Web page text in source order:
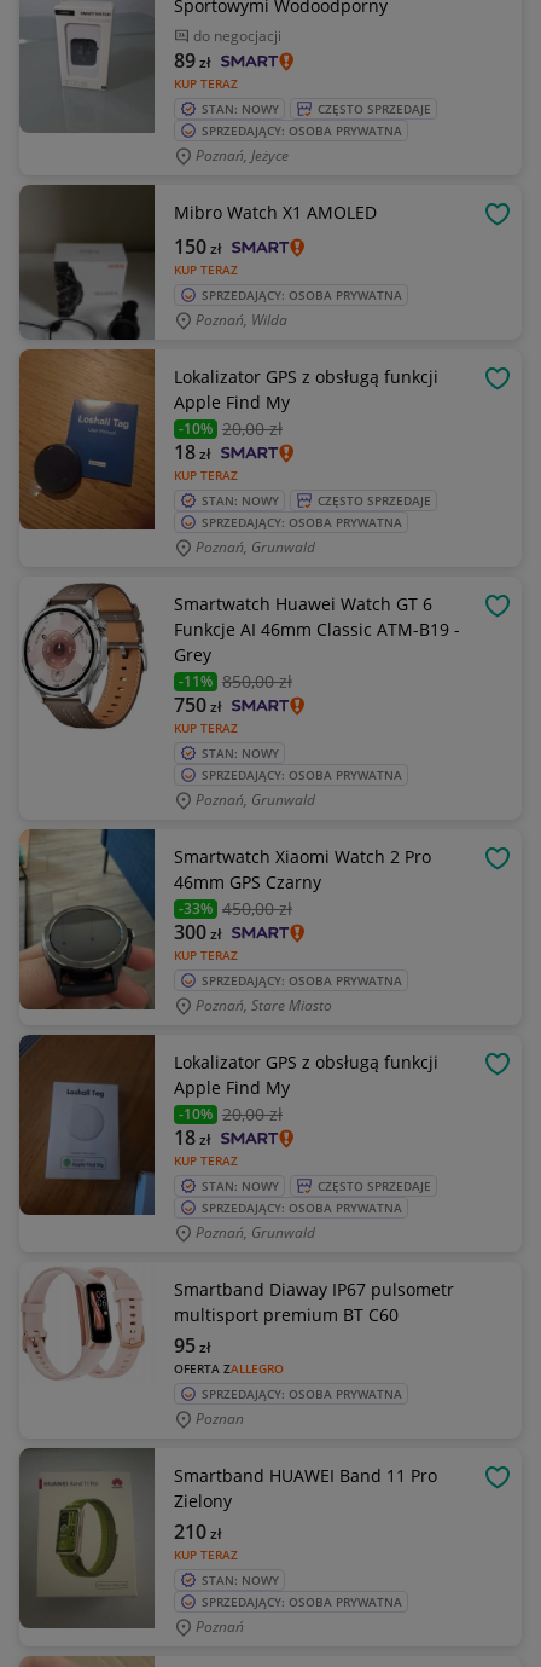
Sportowymi Wodoodporny
do negocjacji
KUP TERAZ
89zł
STAN: NOWY
CZĘSTO SPRZEDAJE
SPRZEDAJĄCY: OSOBA PRYWATNA
Poznań, Jeżyce
Mibro Watch X1 AMOLED
KUP TERAZ
150zł
SPRZEDAJĄCY: OSOBA PRYWATNA
Poznań, Wilda
Lokalizator GPS z obsługą funkcji
Apple Find My
-10% 20,00 zł
KUP TERAZ
18zł
STAN: NOWY
CZĘSTO SPRZEDAJE
SPRZEDAJĄCY: OSOBA PRYWATNA
Poznań, Grunwald
Smartwatch Huawei Watch GT 6
Funkcje AI 46mm Classic ATM-B19 -
Grey
-11% 850,00 zł
KUP TERAZ
750zł
STAN: NOWY
SPRZEDAJĄCY: OSOBA PRYWATNA
Poznań, Grunwald
Smartwatch Xiaomi Watch 2 Pro
46mm GPS Czarny
-33% 450,00 zł
KUP TERAZ
300zł
SPRZEDAJĄCY: OSOBA PRYWATNA
Poznań, Stare Miasto
Lokalizator GPS z obsługą funkcji
Apple Find My
-10% 20,00 zł
KUP TERAZ
18zł
STAN: NOWY
CZĘSTO SPRZEDAJE
SPRZEDAJĄCY: OSOBA PRYWATNA
Poznań, Grunwald
Smartband Diaway IP67 pulsometr
multisport premium BT C60
OFERTA ZALLEGRO
95zł
SPRZEDAJĄCY: OSOBA PRYWATNA
Poznan
Smartband HUAWEI Band 11 Pro
Zielony
KUP TERAZ
210zł
STAN: NOWY
SPRZEDAJĄCY: OSOBA PRYWATNA
Poznań